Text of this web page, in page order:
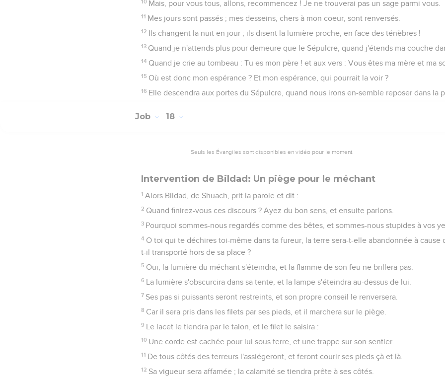
10 Mais, pour vous tous, allons, recommencez ! Je ne trouverai pas un sage parmi vous.
11 Mes jours sont passés ; mes desseins, chers à mon coeur, sont renversés.
12 Ils changent la nuit en jour ; ils disent la lumière proche, en face des ténèbres !
13 Quand je n'attends plus pour demeure que le Sépulcre, quand j'étends ma couche
14 Quand je crie au tombeau : Tu es mon père ! et aux vers : Vous êtes ma mère et ma
15 Où est donc mon espérance ? Et mon espérance, qui pourrait la voir ?
16 Elle descendra aux portes du Sépulcre, quand nous irons en-semble reposer dans la
Job 18
Seuls les Évangiles sont disponibles en vidéo pour le moment.
Intervention de Bildad: Un piège pour le méchant
1 Alors Bildad, de Shuach, prit la parole et dit :
2 Quand finirez-vous ces discours ? Ayez du bon sens, et ensuite parlons.
3 Pourquoi sommes-nous regardés comme des bêtes, et sommes-nous stupides à vos
4 O toi qui te déchires toi-même dans ta fureur, la terre sera-t-elle abandonnée à cause
t-il transporté hors de sa place ?
5 Oui, la lumière du méchant s'éteindra, et la flamme de son feu ne brillera pas.
6 La lumière s'obscurcira dans sa tente, et la lampe s'éteindra au-dessus de lui.
7 Ses pas si puissants seront restreints, et son propre conseil le renversera.
8 Car il sera pris dans les filets par ses pieds, et il marchera sur le piège.
9 Le lacet le tiendra par le talon, et le filet le saisira :
10 Une corde est cachée pour lui sous terre, et une trappe sur son sentier.
11 De tous côtés des terreurs l'assiégeront, et feront courir ses pieds çà et là.
12 Sa vigueur sera affamée ; la calamité se tiendra prête à ses côtés.